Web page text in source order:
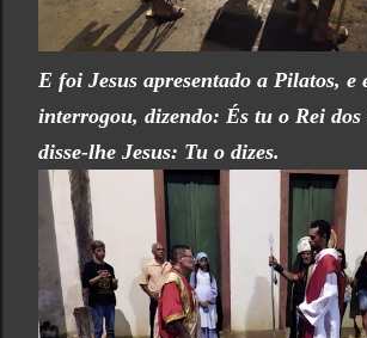
E foi Jesus apresentado a Pilatos, e
interrogou, dizendo: És tu o Rei dos
disse-lhe Jesus: Tu o dizes.